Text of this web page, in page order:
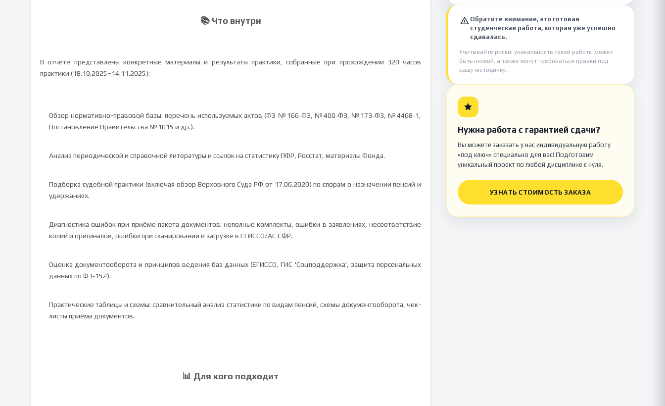
📚 Что внутри
В отчёте представлены конкретные материалы и результаты практики, собранные при прохождении 320 часов
практики (18.10.2025–14.11.2025):
Обзор нормативно-правовой базы: перечень используемых актов (ФЗ №166‑ФЗ, №400‑ФЗ, №173‑ФЗ, №4468‑1,
Постановление Правительства №1015 и др.).
Анализ периодической и справочной литературы и ссылок на статистику ПФР, Росстат, материалы Фонда.
Подборка судебной практики (включая обзор Верховного Суда РФ от 17.06.2020) по спорам о назначении пенсий и
удержаниях.
Диагностика ошибок при приёме пакета документов: неполные комплекты, ошибки в заявлениях, несоответствие
копий и оригиналов, ошибки при сканировании и загрузке в ЕГИССО/АС СФР.
Оценка документооборота и принципов ведения баз данных (ЕГИССО, ГИС 'Соцподдержка', защита персональных
данных по ФЗ‑152).
Практические таблицы и схемы: сравнительный анализ статистики по видам пенсий, схемы документооборота, чек-
листы приёма документов.
📊 Для кого подходит
Обратите внимание, это готовая
студенческая работа, которая уже успешно
сдавалась.
Учитывайте риски: уникальность такой работы может
быть низкой, а также могут требоваться правки под
вашу методичку.
Нужна работа с гарантией сдачи?
Вы можете заказать у нас индивидуальную работу
«под ключ» специально для вас! Подготовим
уникальный проект по любой дисциплине с нуля.
УЗНАТЬ СТОИМОСТЬ ЗАКАЗА